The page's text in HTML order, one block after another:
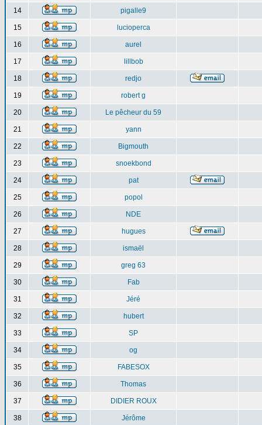
14 pigalle9
15 lucioperca
16 aurel
17 lillbob
18 redjo
19 robert g
20 Le pêcheur du 59
21 yann
22 Bigmouth
23 snoekbond
24 pat
25 popol
26 NDE
27 hugues
28 ismaël
29 greg 63
30 Fab
31 Jéré
32 hubert
33 SP
34 og
35 FABESOX
36 Thomas
37 DIDIER ROUX
38 Jérôme